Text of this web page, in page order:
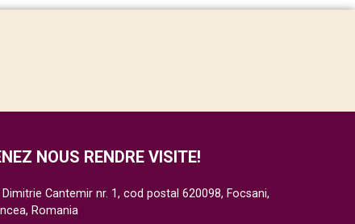
NOUS RENDRE VISITE!
Dimitrie Cantemir nr. 1, cod postal 620098, Focsani,
Romania